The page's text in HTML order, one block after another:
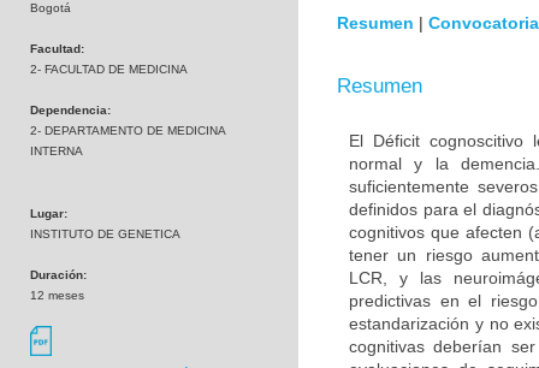
Bogotá
Facultad:
2- FACULTAD DE MEDICINA
Dependencia:
2- DEPARTAMENTO DE MEDICINA
INTERNA
Lugar:
INSTITUTO DE GENETICA
Duración:
12 meses
Resumen | Convocatoria
Resumen
El Déficit cognoscitivo
normal y la
suficientemente
definidos para el
cognitivos que afecten
tener un riesgo
LCR, y las
predictivas en el
estandarización y no
cognitivas deberían